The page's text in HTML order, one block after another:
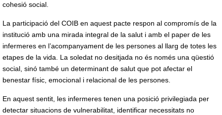
cohesió social.
La participació del COIB en aquest pacte respon al compromís de la
institució amb una mirada integral de la salut i amb el paper de les
infermeres en l’acompanyament de les persones al llarg de totes les
etapes de la vida. La soledat no desitjada no és només una qüestió
social, sinó també un determinant de salut que pot afectar el
benestar físic, emocional i relacional de les persones.
En aquest sentit, les infermeres tenen una posició privilegiada per
detectar situacions de vulnerabilitat, identificar necessitats no